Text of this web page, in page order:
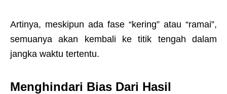
Artinya, meskipun ada fase “kering” atau “ramai”,
semuanya akan kembali ke titik tengah dalam
jangka waktu tertentu.
Menghindari Bias Dari Hasil